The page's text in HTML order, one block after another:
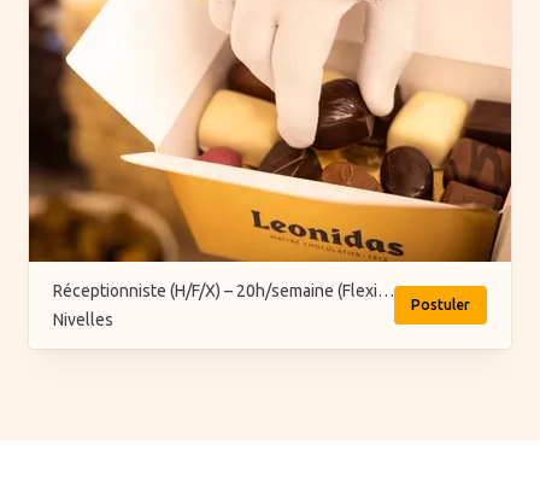
Réceptionniste (H/F/X) – 20h/semaine (Flexi-job ou intérim)
Nivelles
Postuler